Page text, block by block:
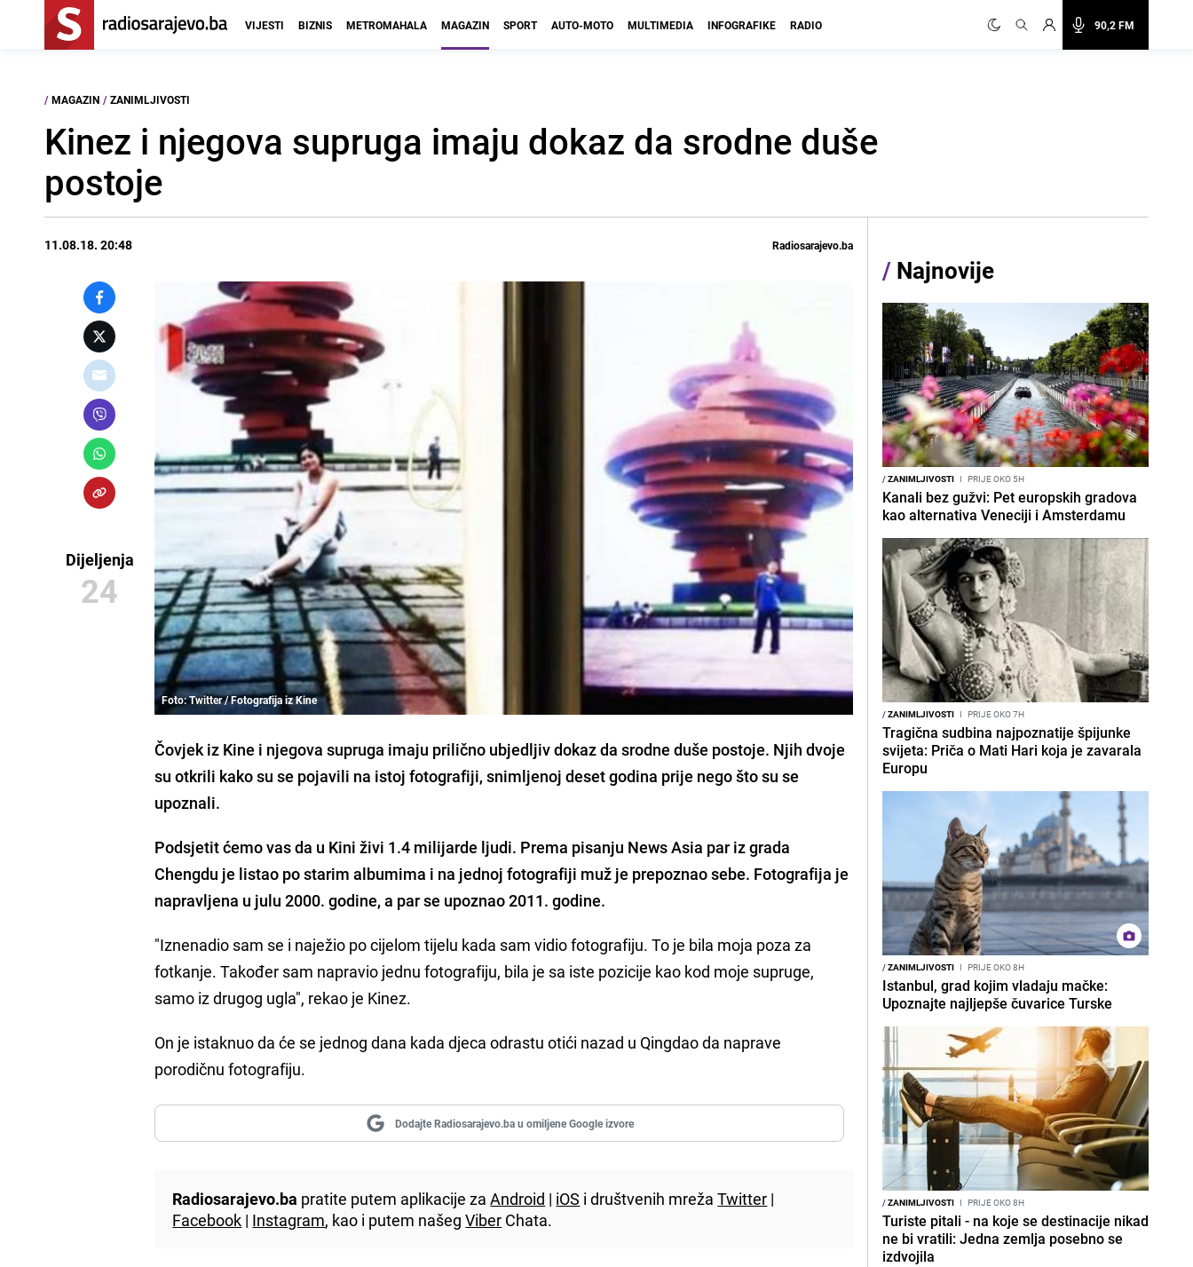
90,2 FM
VIJESTI BIZNIS METROMAHALA MAGAZIN SPORT AUTO-MOTO MULTIMEDIA INFOGRAFIKE RADIO
/ MAGAZIN / ZANIMLJIVOSTI
Kinez i njegova supruga imaju dokaz da srodne duše
postoje
11.08.18. 20:48 Radiosarajevo.ba
Dijeljenja
24
Foto: Twitter / Fotografija iz Kine
Čovjek iz Kine i njegova supruga imaju prilično ubjedljiv dokaz da srodne duše postoje. Njih dvoje
su otkrili kako su se pojavili na istoj fotografiji, snimljenoj deset godina prije nego što su se
upoznali.
Podsjetit ćemo vas da u Kini živi 1.4 milijarde ljudi. Prema pisanju News Asia par iz grada
Chengdu je listao po starim albumima i na jednoj fotografiji muž je prepoznao sebe. Fotografija je
napravljena u julu 2000. godine, a par se upoznao 2011. godine.
"Iznenadio sam se i naježio po cijelom tijelu kada sam vidio fotografiju. To je bila moja poza za
fotkanje. Također sam napravio jednu fotografiju, bila je sa iste pozicije kao kod moje supruge,
samo iz drugog ugla", rekao je Kinez.
On je istaknuo da će se jednog dana kada djeca odrastu otići nazad u Qingdao da naprave
porodičnu fotografiju.
Dodajte Radiosarajevo.ba u omiljene Google izvore
Radiosarajevo.ba pratite putem aplikacije zaAndroid | iOS i društvenih mrežaTwitter |
Facebook | Instagram, kao i putem našegViber Chata.
/ Najnovije
/ZANIMLJIVOSTI I PRIJE OKO 5H
Kanali bez gužvi: Pet europskih gradova
kao alternativa Veneciji i Amsterdamu
/ZANIMLJIVOSTI I PRIJE OKO 7H
Tragična sudbina najpoznatije špijunke
svijeta: Priča o Mati Hari koja je zavarala
Europu
/ZANIMLJIVOSTI I PRIJE OKO 8H
Istanbul, grad kojim vladaju mačke:
Upoznajte najljepše čuvarice Turske
/ZANIMLJIVOSTI I PRIJE OKO 8H
Turiste pitali - na koje se destinacije nikad
ne bi vratili: Jedna zemlja posebno se
izdvojila